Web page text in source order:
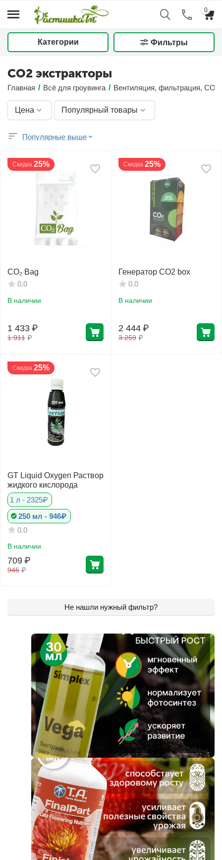
Фитолампы
0
Категории Фильтры
CO2 экстракторы
Главная / Всё для гроувинга / Вентиляция, фильтрация, CO2
Цена Популярный товары
Популярные выше
Скидка 25%
CO₂ Bag
0.0
В наличии
1 911 ₽
1 433 ₽
Скидка 25%
Генератор CO2 box
0.0
В наличии
3 259 ₽
2 444 ₽
Скидка 25%
GT Liquid Oxygen Раствор
жидкого кислорода
1 л - 2325₽
250 мл - 946₽
0.0
В наличии
946 ₽
709 ₽
Не нашли нужный фильтр?